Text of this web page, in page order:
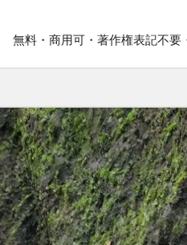
無料・商用可・著作権表記不要